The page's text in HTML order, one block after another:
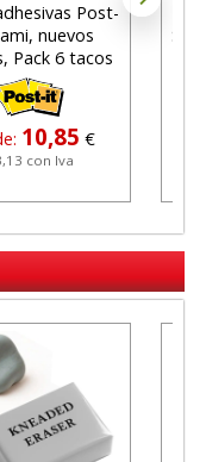
Post-
nuevos
Pack 6 tacos
10,85 €
con Iva